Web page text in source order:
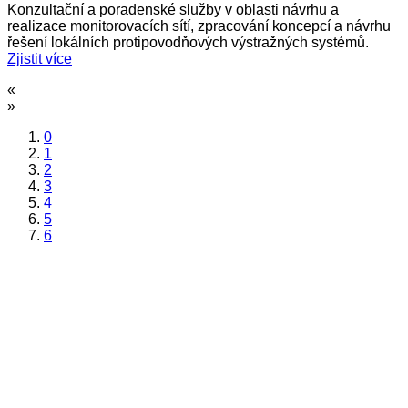
Konzultační a poradenské služby v oblasti návrhu a
realizace monitorovacích sítí, zpracování koncepcí a návrhu
řešení lokálních protipovodňových výstražných systémů.
Zjistit více
«
»
0
1
2
3
4
5
6